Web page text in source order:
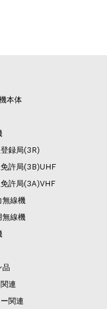
本体
録局(3R)
許局(3B)UHF
許局(3A)VHF
無線機
無線機
品
連
関連